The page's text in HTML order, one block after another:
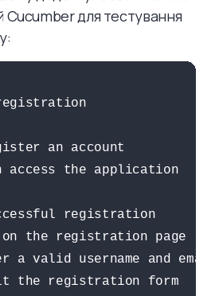
Cucumber для тестування
an account
access the application
registration
the registration page
a valid username and
the registration form